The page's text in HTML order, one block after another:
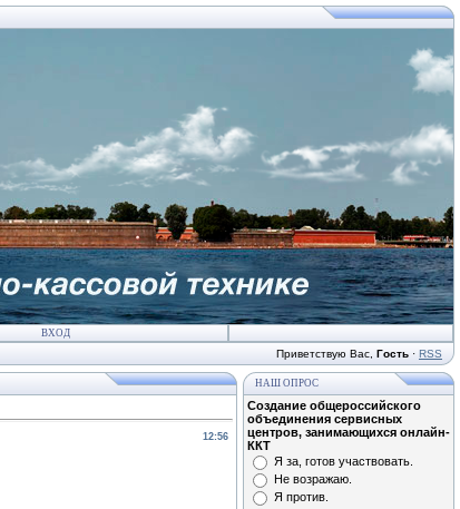
ВХОД
Приветствую Вас Гость · RSS
12:56
НАШ ОПРОС
Создание общероссийского
объединения сервисных
центров, занимающихся онлайн-
ККТ
Я за, готов участвовать.
Не возражаю.
Я против.